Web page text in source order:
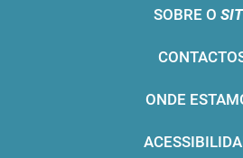
SOBRE O
ONDE